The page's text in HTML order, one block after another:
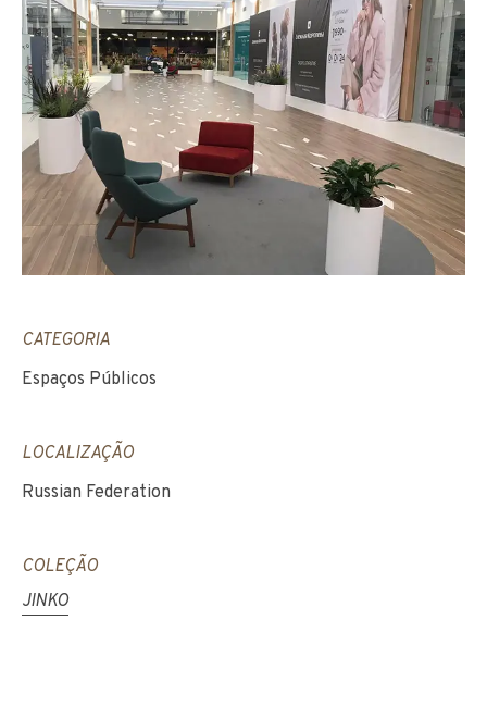
CATEGORIA
Espaços Públicos
LOCALIZAÇÃO
Russian Federation
COLEÇÃO
JINKO